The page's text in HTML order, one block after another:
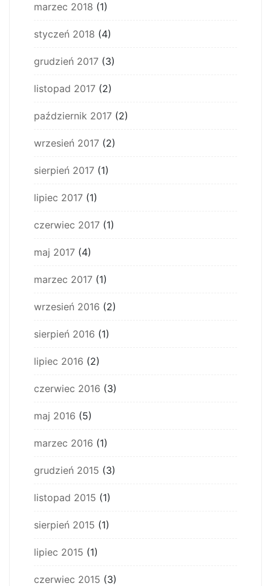
marzec 2018 (1)
styczeń 2018 (4)
grudzień 2017 (3)
listopad 2017 (2)
październik 2017 (2)
wrzesień 2017 (2)
sierpień 2017 (1)
lipiec 2017 (1)
czerwiec 2017 (1)
maj 2017 (4)
marzec 2017 (1)
wrzesień 2016 (2)
sierpień 2016 (1)
lipiec 2016 (2)
czerwiec 2016 (3)
maj 2016 (5)
marzec 2016 (1)
grudzień 2015 (3)
listopad 2015 (1)
sierpień 2015 (1)
lipiec 2015 (1)
czerwiec 2015 (3)